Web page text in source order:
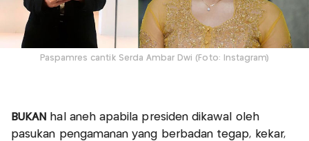
Paspamres cantik Serda Ambar Dwi (Foto: Instagram)
BUKAN
hal aneh apabila presiden dikawal oleh
pasukan pengamanan yang berbadan tegap, kekar,